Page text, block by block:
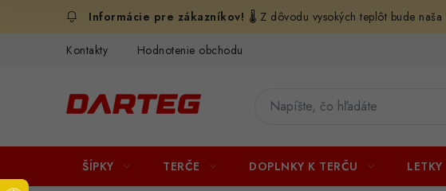
🌡️ Z dôvodu vysokých teplôt bude
Kontakty Hodnotenie obchodu
ŠÍPKY TERČE DOPLNKY K TERČU LETKY